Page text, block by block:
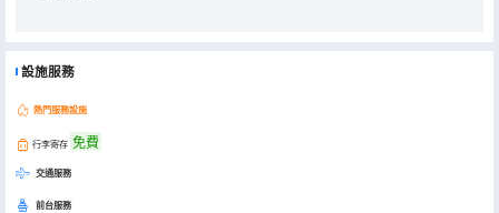
設施服務
熱門服務設施
行李寄存 免費
交通服務
前台服務